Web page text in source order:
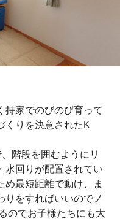
持家でのびのび育って
くりを決意されたK
階段を囲むようにリ
水回りが配置されてい
め最短距離で動け、ま
りをすればいいのでノ
のでお子様たちにも大